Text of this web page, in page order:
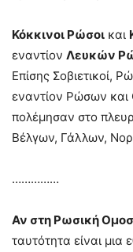
Κόκκινοι Ρώσοι και
εναντίον Λευκών
Επίσης Σοβιετικοί,
εναντίον Ρώσων
πολέμησαν στο
Βέλγων, Γάλλων,
……………
Αν στη Ρωσική
ταυτότητα είναι μια